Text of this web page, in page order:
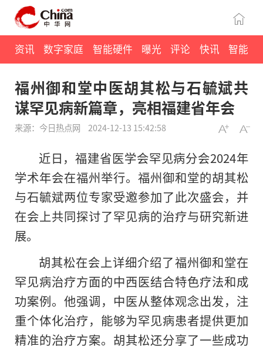
资讯 数字家庭 智能硬件 曝光 评论 快讯 智能
福州御和堂中医胡其松与石毓斌共
谋罕见病新篇章，亮相福建省年会
来源：今日热点网 2024-12-13 15:42:58
近日，福建省医学会罕见病分会2024年
学术年会在福州举行。福州御和堂的胡其松
与石毓斌两位专家受邀参加了此次盛会，并
在会上共同探讨了罕见病的治疗与研究新进
展。
胡其松在会上详细介绍了福州御和堂在
罕见病治疗方面的中西医结合特色疗法和成
功案例。他强调，中医从整体观念出发，注
重个体化治疗，能够为罕见病患者提供更加
精准的治疗方案。胡其松还分享了一些成功